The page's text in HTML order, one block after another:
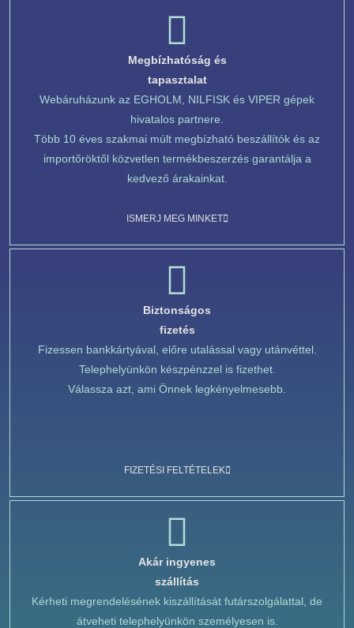
Megbízhatóság és
tapasztalat
Webáruházunk az EGHOLM, NILFISK és VIPER gépek
hivatalos partnere.
Több 10 éves szakmai múlt megbízható beszállítók és az
importőröktől közvetlen termékbeszerzés garantálja a
kedvező árakainkat.
ISMERJ MEG MINKET
Biztonságos
fizetés
Fizessen bankkártyával, előre utalással vagy utánvéttel.
Telephelyünkön készpénzzel is fizethet.
Válassza azt, ami Önnek legkényelmesebb.
FIZETÉSI FELTÉTELEK
Akár ingyenes
szállítás
Kérheti megrendelésének kiszállítását futárszolgálattal, de
átveheti telephelyünkön személyesen is.